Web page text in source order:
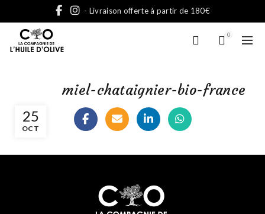
- Livraison offerte à partir de 180€
0
25
OCT
miel-chataignier-bio-france